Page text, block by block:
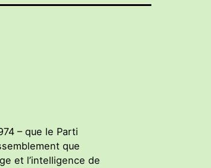
– que le Parti
que
et l’intelligence de